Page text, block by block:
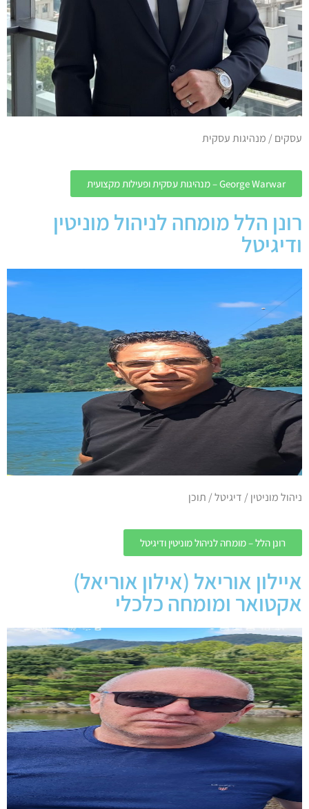
עסקים / מנהיגות עסקית
George Warwar – מנהיגות עסקית ופעילות מקצועית
רונן הלל מומחה לניהול מוניטין
ודיגיטל
ניהול מוניטין / דיגיטל / תוכן
רונן הלל – מומחה לניהול מוניטין ודיגיטל
איילון אוריאל (אילון אוריאל)
אקטואר ומומחה כלכלי